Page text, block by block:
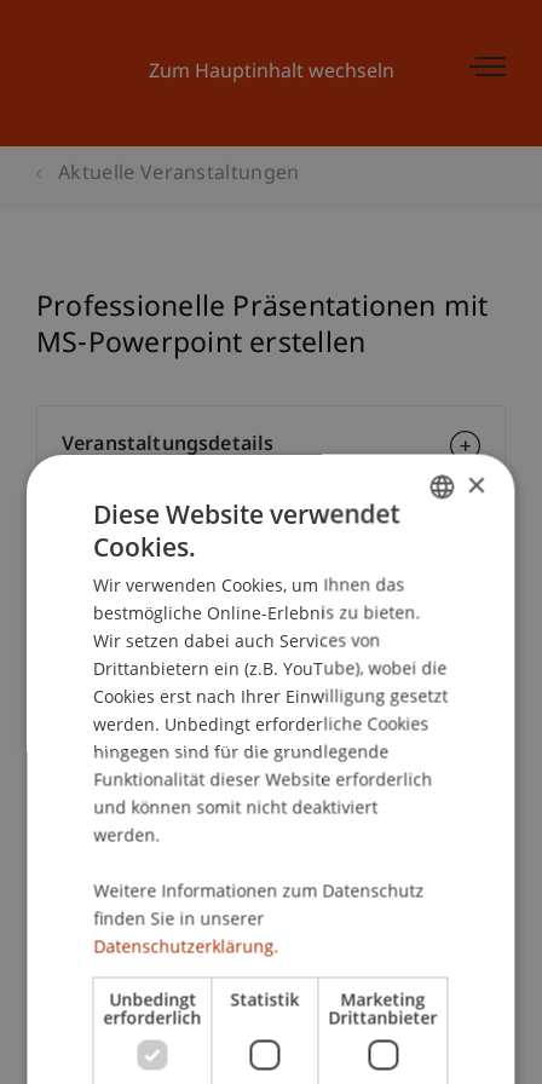
Zum Hauptinhalt wechseln
Aktuelle Veranstaltungen
Professionelle Präsentationen mit
MS-Powerpoint erstellen
Dozierende/Dozierender:
Dipl.-Ing. Robert Fritsche
School/Professur:
Institut für Wirtschaftsinformatik
Präsentationsverwaltung
Die erste Präsentation
Detailarbeit - Arbeiten mit Text und Grafik
Datenaustausch
Formatierung von Text, Grafik und Folien
Bildschirmpräsentation
Internet - Tipps & Tricks
Veranstaltungsdetails
Kontakt
×
Diese Website verwendet
Cookies.
Wir verwenden Cookies, um Ihnen das
bestmögliche Online-Erlebnis zu bieten.
Wir setzen dabei auch Services von
Drittanbietern ein (z.B. YouTube), wobei die
Cookies erst nach Ihrer Einwilligung gesetzt
werden. Unbedingt erforderliche Cookies
hingegen sind für die grundlegende
Funktionalität dieser Website erforderlich
und können somit nicht deaktiviert
werden.
Weitere Informationen zum Datenschutz
finden Sie in unserer
Datenschutzerklärung.
Unbedingt
erforderlich
Statistik Marketing
Drittanbieter